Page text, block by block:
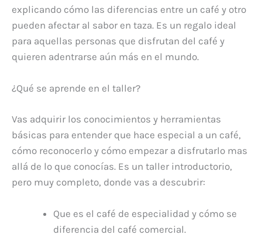
explicando cómo las diferencias entre un café y otro
pueden afectar al sabor en taza. Es un regalo ideal
para aquellas personas que disfrutan del café y
quieren adentrarse aún más en el mundo.
¿Qué se aprende en el taller?
Vas adquirir los conocimientos y herramientas
básicas para entender que hace especial a un café,
cómo reconocerlo y cómo empezar a disfrutarlo mas
allá de lo que conocías. Es un taller introductorio,
pero muy completo, donde vas a descubrir:
Que es el café de especialidad y cómo se
diferencia del café comercial.